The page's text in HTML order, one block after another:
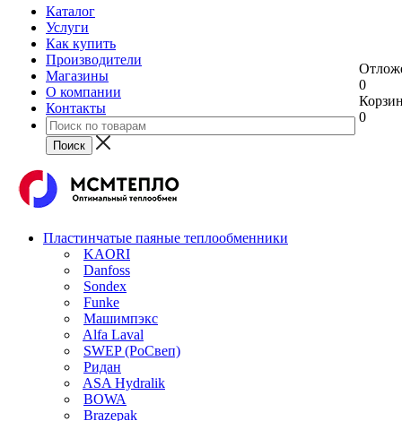
Каталог
Услуги
Как купить
Производители
Магазины
О компании
Контакты
0
0
Пластинчатые паяные теплообменники
KAORI
Danfoss
Sondex
Funke
Машимпэкс
Alfa Laval
SWEP (РоСвеп)
Ридан
ASA Hydralik
BOWA
Brazepak